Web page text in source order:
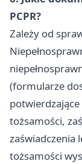
PCPR?
Zależy od
(formularze
tożsamości,
zaświadczenia
tożsamości